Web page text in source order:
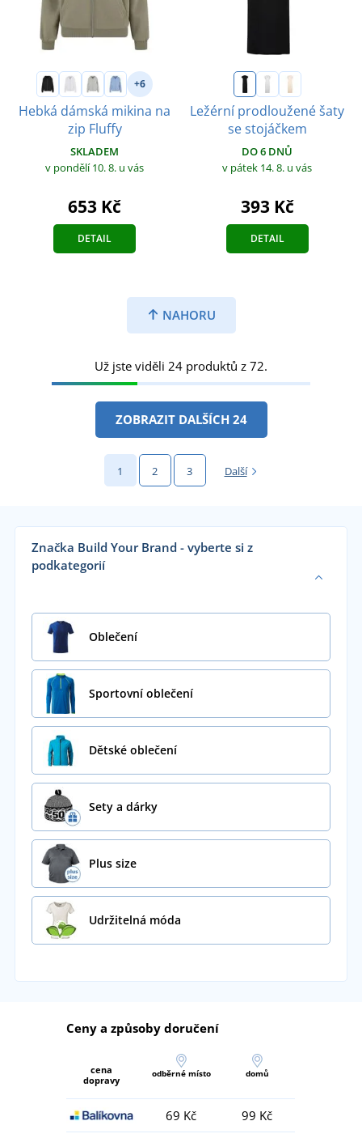
+6
Hebká dámská mikina na
zip Fluffy
SKLADEM
v pondělí 10. 8. u vás
653 Kč
DETAIL
Ležérní prodloužené šaty
se stojáčkem
DO 6 DNŮ
v pátek 14. 8. u vás
393 Kč
DETAIL
NAHORU
Už jste viděli 24 produktů z 72.
ZOBRAZIT DALŠÍCH 24
1 2 3 Další
Značka Build Your Brand - vyberte si z
podkategorií
Oblečení
Sportovní oblečení
Dětské oblečení
Sety a dárky
Plus size
Udržitelná móda
Ceny a způsoby doručení
cena
dopravy
odběrné místo domů
69 Kč
99 Kč